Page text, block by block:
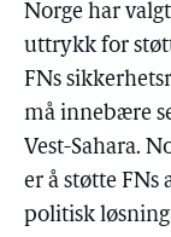
Norge har
uttrykk for
FNs
må innebære
Vest-Sahara.
er å støtte
politisk